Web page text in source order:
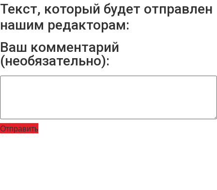
Текст, который будет отправлен
нашим редакторам:
Ваш комментарий
(необязательно):
Отправить